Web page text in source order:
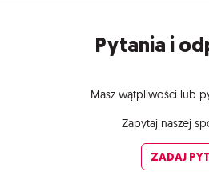
Pytania i
Masz wątpliwości lub
Zapytaj naszej
ZADAJ